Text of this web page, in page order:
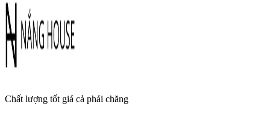
Chất lượng tốt giá cả phải chăng